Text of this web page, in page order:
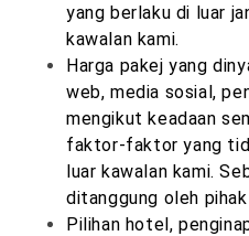
yang berlaku di luar
kawalan kami.
Harga pakej yang
web, media sosial,
mengikut keadaan
faktor-faktor yang
luar kawalan kami.
ditanggung oleh
Pilihan hotel,